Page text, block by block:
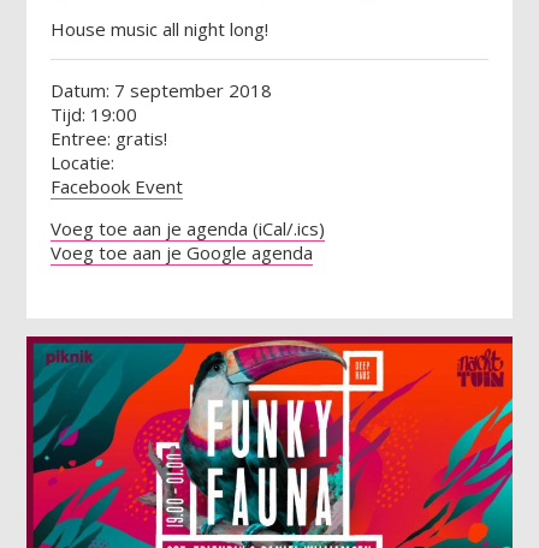
House music all night long!
Datum: 7 september 2018
Tijd: 19:00
Entree: gratis!
Locatie:
Facebook Event
Voeg toe aan je agenda (iCal/.ics)
Voeg toe aan je Google agenda